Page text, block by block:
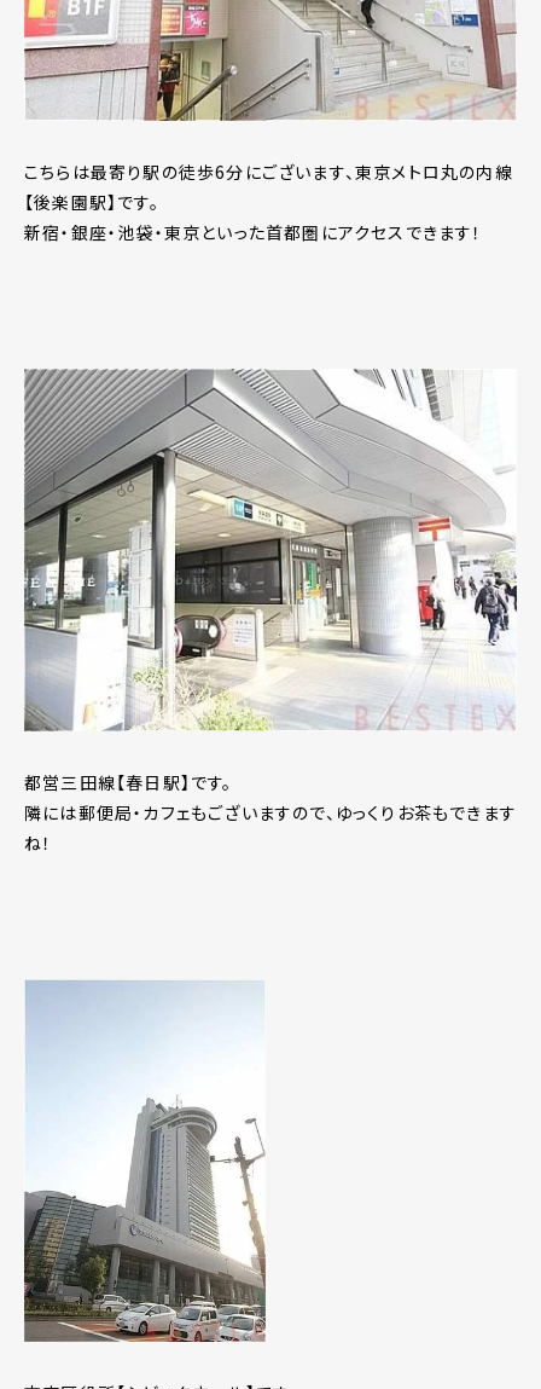
こちらは最寄り駅の徒歩6分にございます、東京メトロ丸の内線
【後楽園駅】です。
新宿・銀座・池袋・東京といった首都圏にアクセスできます！
都営三田線【春日駅】です。
隣には郵便局・カフェもございますので、ゆっくりお茶もできます
ね！